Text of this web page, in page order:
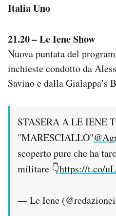
Italia Uno
21.20 – Le Iene Show
Nuova puntata del
inchieste condotto da
Savino e dalla Gialappa’s
STASERA A LE IENE
"MARESCIALLO"
scoperto pure che ha
militare 👇https://t.co/
— Le Iene